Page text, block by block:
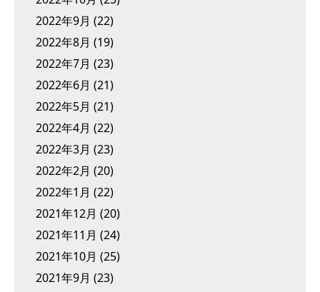
2022年9月 (22)
2022年8月 (19)
2022年7月 (23)
2022年6月 (21)
2022年5月 (21)
2022年4月 (22)
2022年3月 (23)
2022年2月 (20)
2022年1月 (22)
2021年12月 (20)
2021年11月 (24)
2021年10月 (25)
2021年9月 (23)